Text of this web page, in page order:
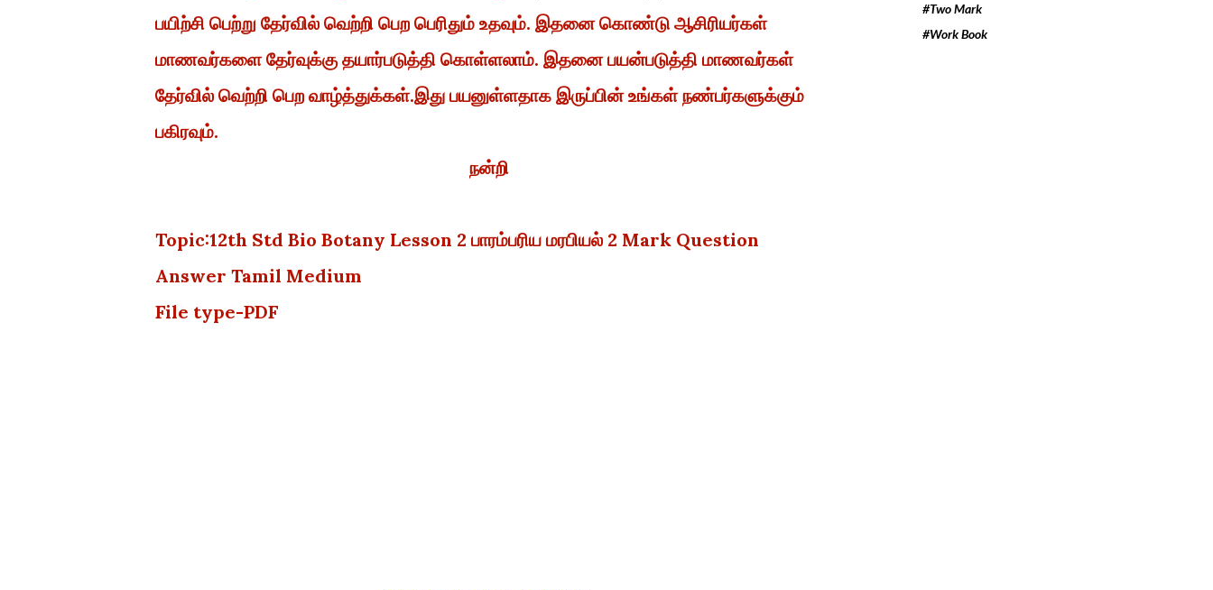
பயிற்சி பெற்று தேர்வில் வெற்றி பெற பெரிதும் உதவும். இதனை கொண்டு ஆசிரியர்கள்
மாணவர்களை தேர்வுக்கு தயார்படுத்தி கொள்ளலாம். இதனை பயன்படுத்தி மாணவர்கள்
தேர்வில் வெற்றி பெற வாழ்த்துக்கள்.இது பயனுள்ளதாக இருப்பின் உங்கள் நண்பர்களுக்கும்
பகிரவும்.
நன்றி
Topic:12th Std Bio Botany Lesson 2 பாரம்பரிய மரபியல் 2 Mark Question
Answer Tamil Medium
File type-PDF
#Two Mark
#Work Book